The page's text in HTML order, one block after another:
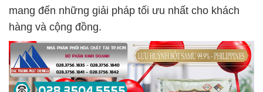
mang đến những giải pháp tối ưu nhất cho khách
hàng và cộng đồng.